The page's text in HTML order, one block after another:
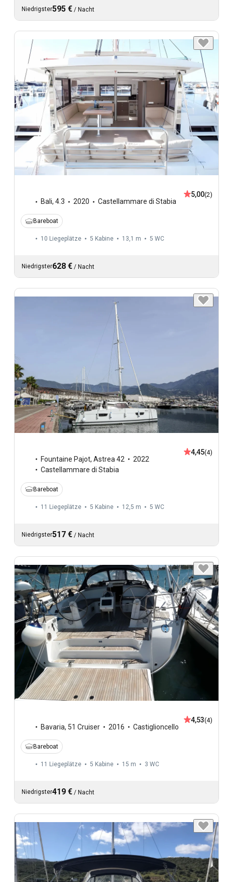
Niedrigster595 € / Nacht
Bali, 4.3 2020 Castellammare di Stabia
5,00(2)
Bareboat
10 Liegeplätze 5 Kabine 13,1 m 5 WC
Niedrigster628 € / Nacht
Fountaine Pajot, Astrea 42
2022
Castellammare di Stabia
4,45(4)
Bareboat
11 Liegeplätze 5 Kabine 12,5 m 5 WC
Niedrigster517 € / Nacht
Bavaria, 51 Cruiser 2016 Castiglioncello
4,53(4)
Bareboat
11 Liegeplätze 5 Kabine 15 m 3 WC
Niedrigster419 € / Nacht